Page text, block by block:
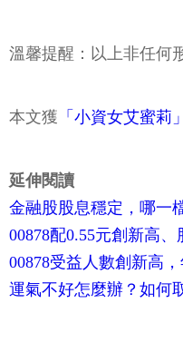
溫馨提醒：以上非任何
本文獲 「小資女艾蜜莉」
延伸閱讀
金融股股息穩定，哪一
00878配0.55元創新高
00878受益人數創新高
運氣不好怎麼辦？如何